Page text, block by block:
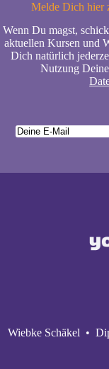
Melde Dich hier
Wenn Du magst,
aktuellen Kursen und
Dich natürlich
Nutzung
Wiebke Schäkel •